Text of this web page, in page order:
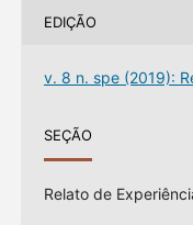
EDIÇÃO
v. 8 n. spe (2019):
SEÇÃO
Relato de